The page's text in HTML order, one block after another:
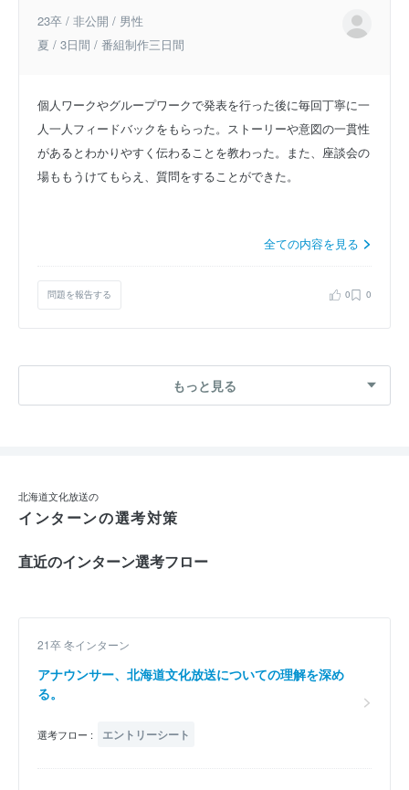
23卒 / 非公開 / 男性
夏 / 3日間 / 番組制作三日間
個人ワークやグループワークで発表を行った後に毎回丁寧に一
人一人フィードバックをもらった。ストーリーや意図の一貫性
があるとわかりやすく伝わることを教わった。また、座談会の
場ももうけてもらえ、質問をすることができた。
全ての内容を見る
問題を報告する 0 0
もっと見る
北海道文化放送の
インターンの選考対策
直近のインターン選考フロー
21卒 冬インターン
アナウンサー、北海道文化放送についての理解を深め
る。
選考フロー : エントリーシート